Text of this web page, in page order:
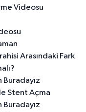
Videosu
Arasındaki Fark
Buradayız
Stent Açma
Buradayız